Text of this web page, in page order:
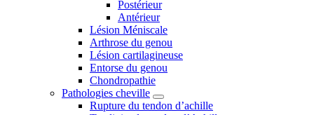
Postérieur
Antérieur
Lésion Méniscale
Arthrose du genou
Lésion cartilagineuse
Entorse du genou
Chondropathie
Pathologies cheville
Rupture du tendon d’achille